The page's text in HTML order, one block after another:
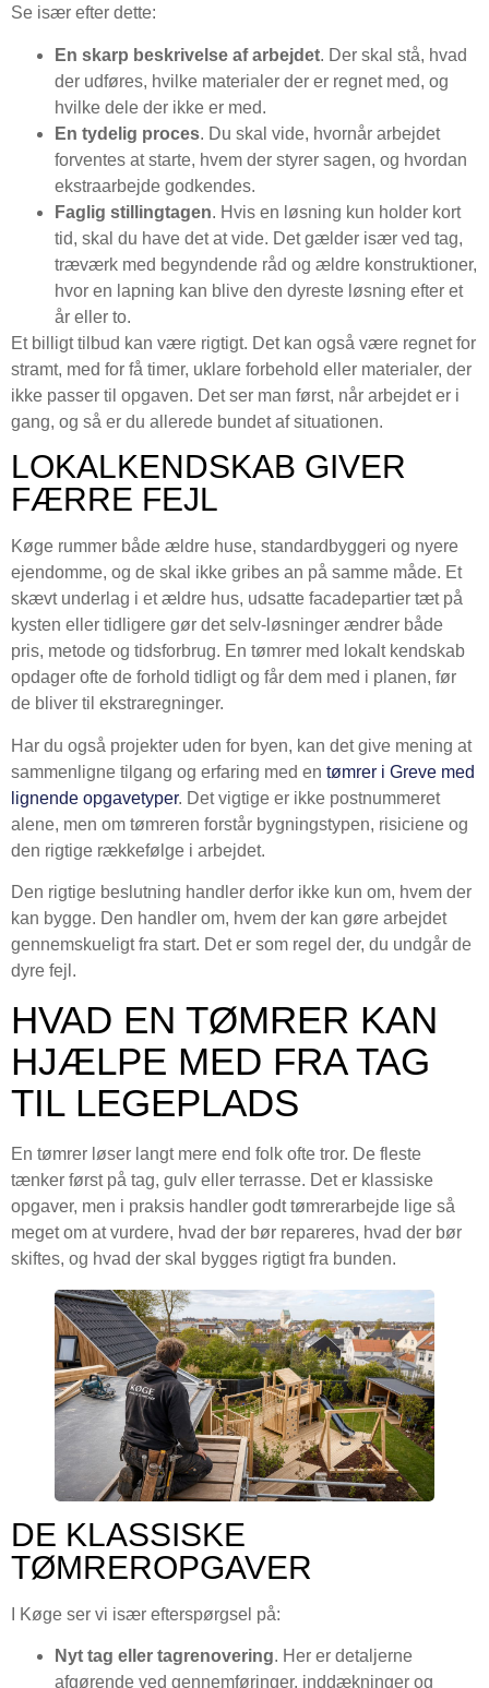
Se især efter dette:
En skarp beskrivelse af arbejdet. Der skal stå, hvad
der udføres, hvilke materialer der er regnet med, og
hvilke dele der ikke er med.
En tydelig proces. Du skal vide, hvornår arbejdet
forventes at starte, hvem der styrer sagen, og hvordan
ekstraarbejde godkendes.
Faglig stillingtagen. Hvis en løsning kun holder kort
tid, skal du have det at vide. Det gælder især ved tag,
træværk med begyndende råd og ældre konstruktioner,
hvor en lapning kan blive den dyreste løsning efter et
år eller to.
Et billigt tilbud kan være rigtigt. Det kan også være regnet for
stramt, med for få timer, uklare forbehold eller materialer, der
ikke passer til opgaven. Det ser man først, når arbejdet er i
gang, og så er du allerede bundet af situationen.
LOKALKENDSKAB GIVER
FÆRRE FEJL
Køge rummer både ældre huse, standardbyggeri og nyere
ejendomme, og de skal ikke gribes an på samme måde. Et
skævt underlag i et ældre hus, udsatte facadepartier tæt på
kysten eller tidligere gør det selv-løsninger ændrer både
pris, metode og tidsforbrug. En tømrer med lokalt kendskab
opdager ofte de forhold tidligt og får dem med i planen, før
de bliver til ekstraregninger.
Har du også projekter uden for byen, kan det give mening at
sammenligne tilgang og erfaring med en tømrer i Greve med
lignende opgavetyper. Det vigtige er ikke postnummeret
alene, men om tømreren forstår bygningstypen, risiciene og
den rigtige rækkefølge i arbejdet.
Den rigtige beslutning handler derfor ikke kun om, hvem der
kan bygge. Den handler om, hvem der kan gøre arbejdet
gennemskueligt fra start. Det er som regel der, du undgår de
dyre fejl.
HVAD EN TØMRER KAN
HJÆLPE MED FRA TAG
TIL LEGEPLADS
En tømrer løser langt mere end folk ofte tror. De fleste
tænker først på tag, gulv eller terrasse. Det er klassiske
opgaver, men i praksis handler godt tømrerarbejde lige så
meget om at vurdere, hvad der bør repareres, hvad der bør
skiftes, og hvad der skal bygges rigtigt fra bunden.
DE KLASSISKE
TØMREROPGAVER
I Køge ser vi især efterspørgsel på:
Nyt tag eller tagrenovering. Her er detaljerne
afgørende ved gennemføringer, inddækninger og